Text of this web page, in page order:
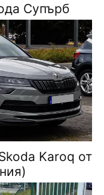
Супърб
Karoq от